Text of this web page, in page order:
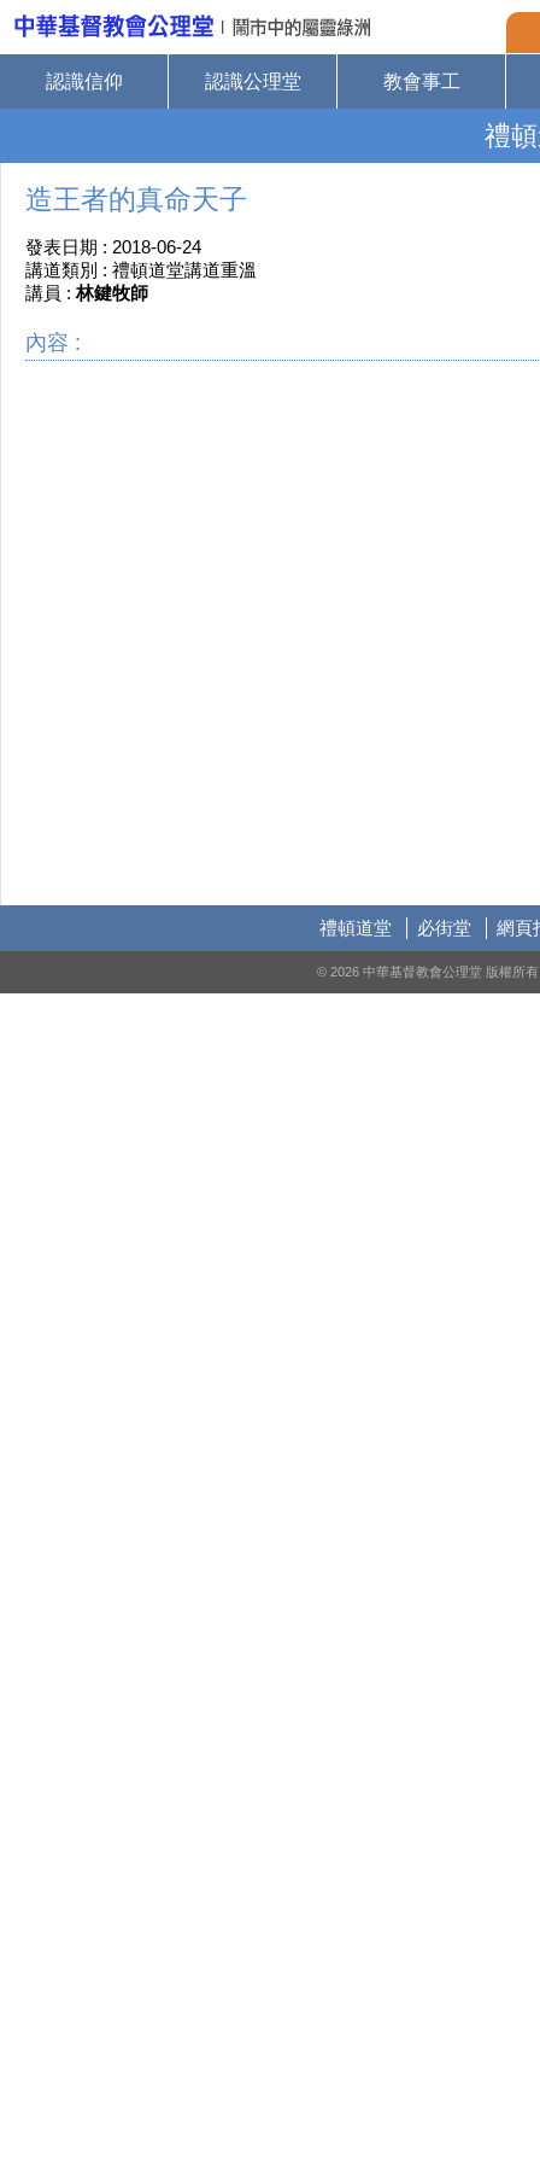
認識信仰 認識公理堂 教會事工
禮
造王者的真命天子
發表日期 : 2018-06-24
講道類別 : 禮頓道堂講道重溫
講員 :林鍵牧師
內容 :
禮頓道堂 必街堂 網頁
© 2026 中華基督教會公理堂 版權所